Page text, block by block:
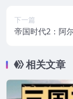
下一篇
帝国时代2：阿
相关文章